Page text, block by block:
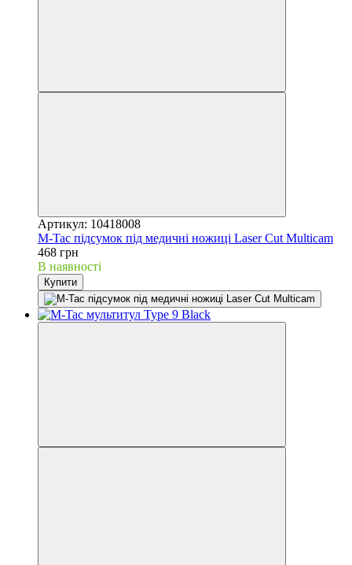
Артикул: 10418008
M-Tac підсумок під медичні ножиці Laser Cut Multicam
468 грн
В наявності
Купити